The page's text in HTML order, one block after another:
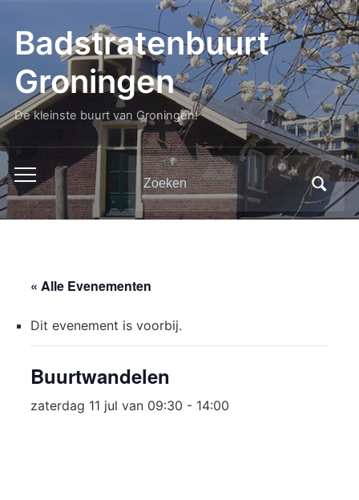
Badstratenbuurt
Groningen
De kleinste buurt van Groningen!
Toggle
mobiel
menu
Zoeken
naar:
« Alle Evenementen
Dit evenement is voorbij.
Buurtwandelen
zaterdag 11 jul van 09:30 - 14:00